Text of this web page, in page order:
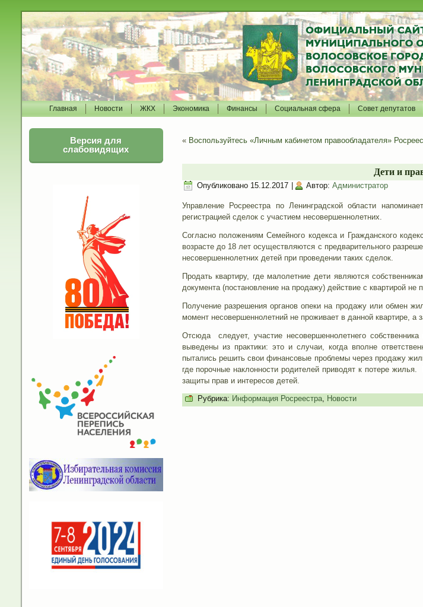
Главная Новости ЖКХ Экономика Финансы Социальная сфера Совет депутатов
Версия для
слабовидящих
« Воспользуйтесь «Личным кабинетом правообладателя»
Дети и
Опубликовано 15.12.2017 Автор: Администратор
Управление Росреестра по Ленинградской области
регистрацией сделок с участием несовершеннолетних.
Согласно положениям Семейного кодекса и Гражданского
возрасте до 18 лет осуществляются с предварительного
несовершеннолетних детей при проведении таких сделок.
Продать квартиру, где малолетние дети являются
документа (постановление на продажу) действие с квартирой не
Получение разрешения органов опеки на продажу или обмен
момент несовершеннолетний не проживает в данной квартире, а
Отсюда следует, участие несовершеннолетнего
выведены из практики: это и случаи, когда вполне
пытались решить свои финансовые проблемы через продажу
где порочные наклонности родителей приводят к потере
защиты прав и интересов детей.
Рубрика: Информация Росреестра, Новости